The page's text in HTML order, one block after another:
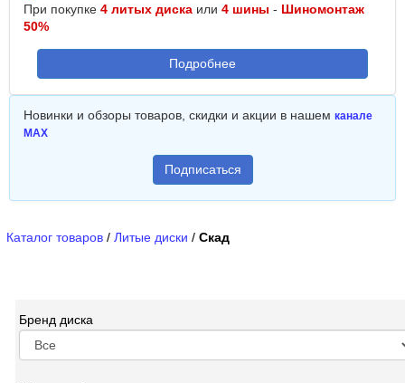
При покупке 4 литых диска или 4 шины - Шиномонтаж
50%
Подробнее
Новинки и обзоры товаров, скидки и акции в нашем канале
MAX
Подписаться
Каталог товаров / Литые диски / Скад
Бренд диска